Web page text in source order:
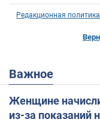
Редакционная политика
Важное
Женщине
из-за показаний